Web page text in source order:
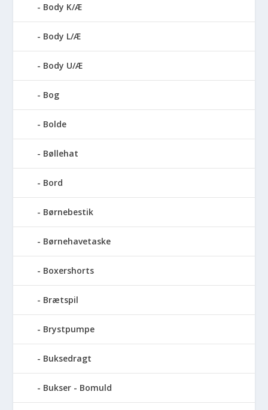
Body K/Æ
Body L/Æ
Body U/Æ
Bog
Bolde
Bøllehat
Bord
Børnebestik
Børnehavetaske
Boxershorts
Brætspil
Brystpumpe
Buksedragt
Bukser - Bomuld